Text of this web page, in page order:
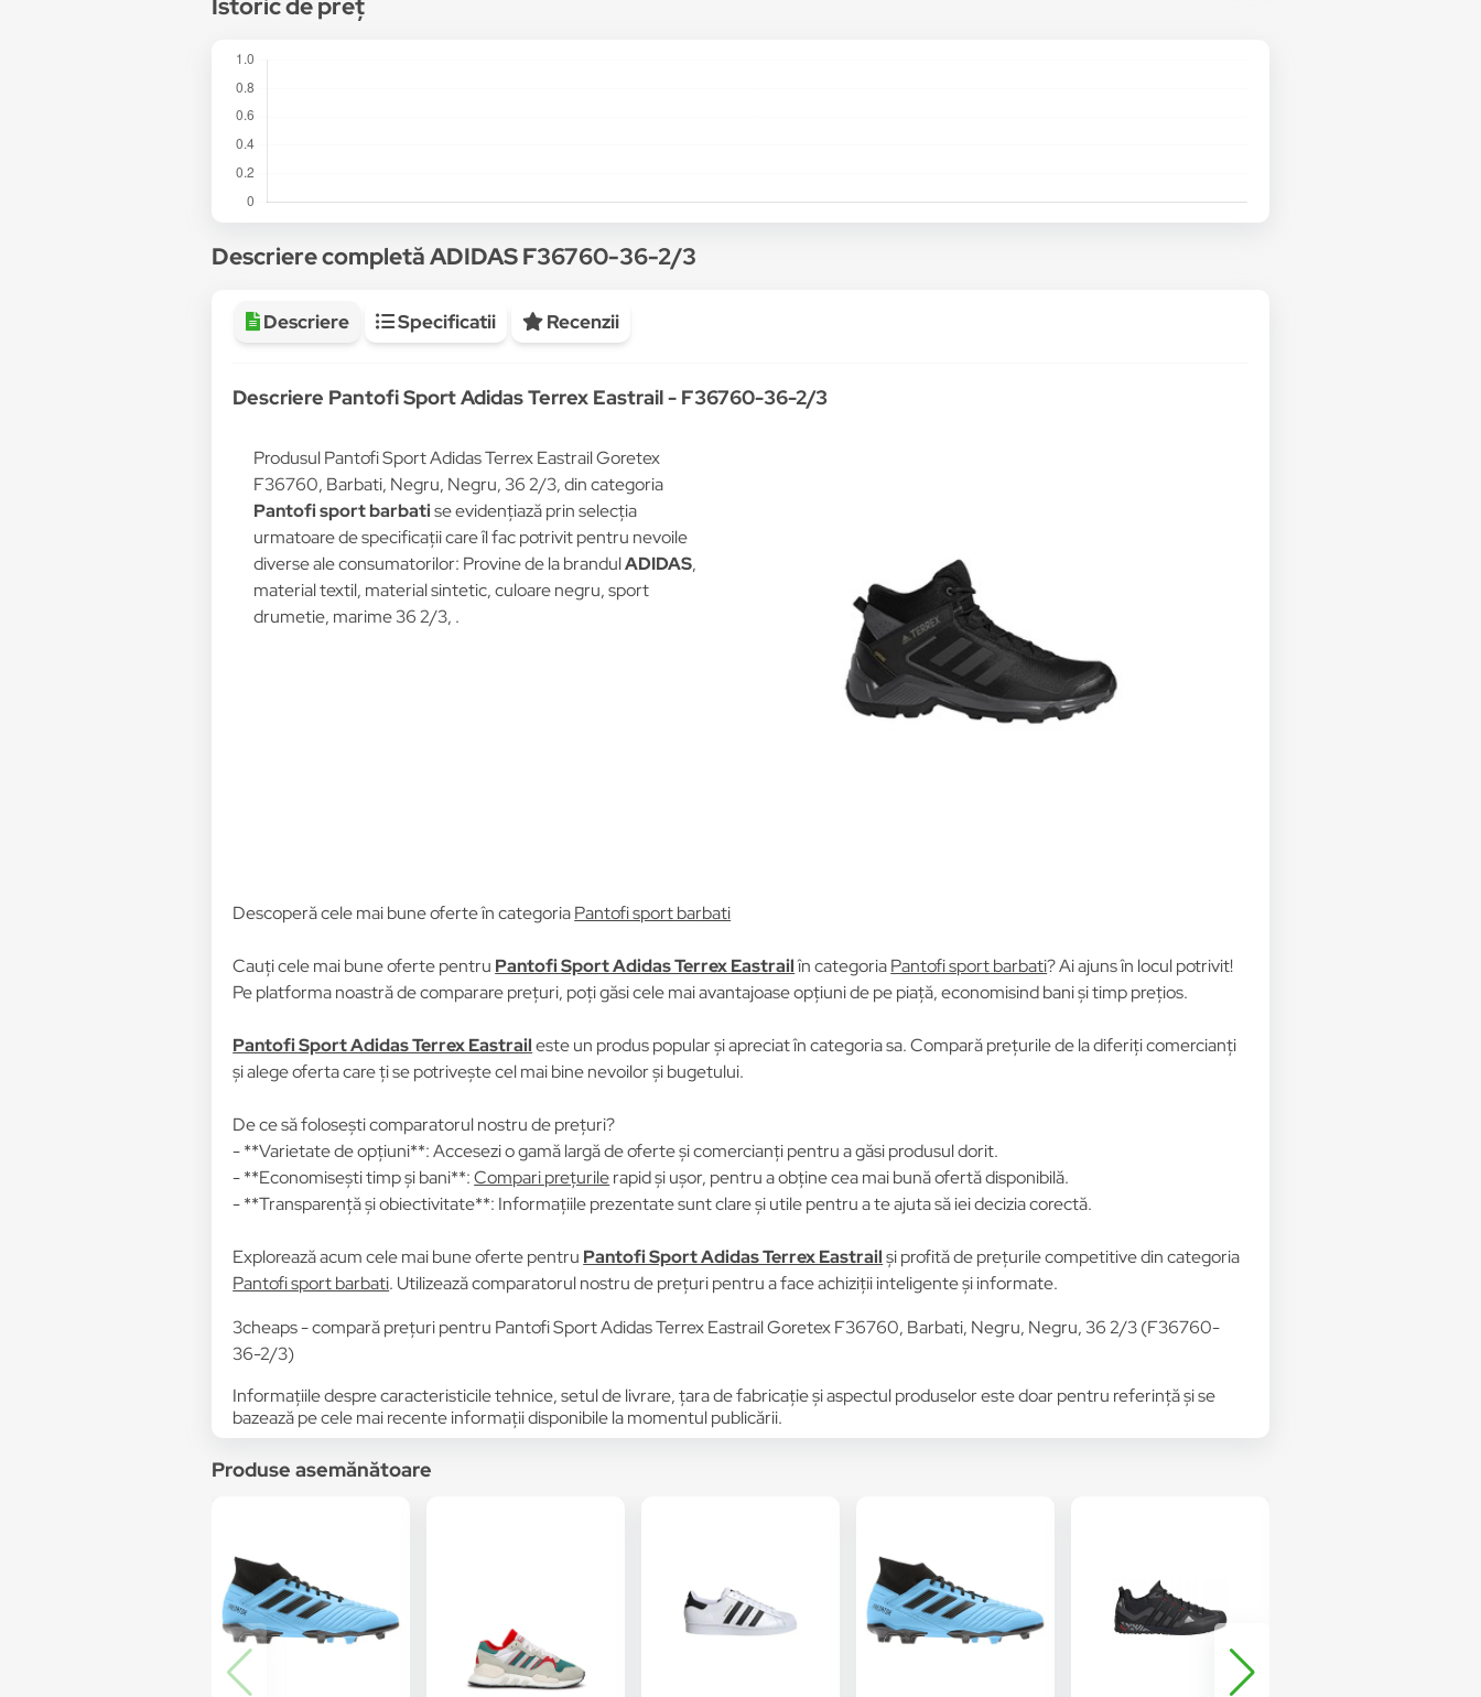
Istoric de preț
Descriere completă ADIDAS F36760-36-2/3
Descriere Specificatii Recenzii
Descriere Pantofi Sport Adidas Terrex Eastrail - F36760-36-2/3
Produsul Pantofi Sport Adidas Terrex Eastrail Goretex
F36760, Barbati, Negru, Negru, 36 2/3, din categoria
Pantofi sport barbatise evidențiază prin selecția
urmatoare de specificații care îl fac potrivit pentru nevoile
diverse ale consumatorilor: Provine de la brandulADIDAS,
material textil, material sintetic, culoare negru, sport
drumetie, marime 36 2/3, .
Descoperă cele mai bune oferte în categoriaPantofi sport barbati
Cauți cele mai bune oferte pentru Pantofi Sport Adidas Terrex Eastrailîn categoriaPantofi sport barbati? Ai ajuns în locul potrivit!
Pe platforma noastră de comparare prețuri, poți găsi cele mai avantajoase opțiuni de pe piață, economisind bani și timp prețios.
Pantofi Sport Adidas Terrex Eastraileste un produs popular și apreciat în categoria sa. Compară prețurile de la diferiți comercianți
și alege oferta care ți se potrivește cel mai bine nevoilor și bugetului.
De ce să folosești comparatorul nostru de prețuri?
- **Varietate de opțiuni**: Accesezi o gamă largă de oferte și comercianți pentru a găsi produsul dorit.
- **Economisești timp și bani**:Compari prețurilerapid și ușor, pentru a obține cea mai bună ofertă disponibilă.
- **Transparență și obiectivitate**: Informațiile prezentate sunt clare și utile pentru a te ajuta să iei decizia corectă.
Explorează acum cele mai bune oferte pentru Pantofi Sport Adidas Terrex Eastrailși profită de prețurile competitive din categoria
Pantofi sport barbati. Utilizează comparatorul nostru de prețuri pentru a face achiziții inteligente și informate.
3cheaps - compară prețuri pentru Pantofi Sport Adidas Terrex Eastrail Goretex F36760, Barbati, Negru, Negru, 36 2/3 (F36760-
36-2/3)
Informațiile despre caracteristicile tehnice, setul de livrare, țara de fabricație și aspectul produselor este doar pentru referință și se
bazează pe cele mai recente informații disponibile la momentul publicării.
Produse asemănătoare